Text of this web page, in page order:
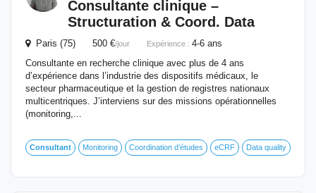
Consultante clinique –
Structuration & Coord. Data
Paris (75) 500 €/jour Expérience : 4-6 ans
Consultante en recherche clinique avec plus de 4 ans
d’expérience dans l’industrie des dispositifs médicaux, le
secteur pharmaceutique et la gestion de registres nationaux
multicentriques. J’interviens sur des missions opérationnelles
(monitoring,...
Consultant Monitoring Coordination d’études eCRF Data quality